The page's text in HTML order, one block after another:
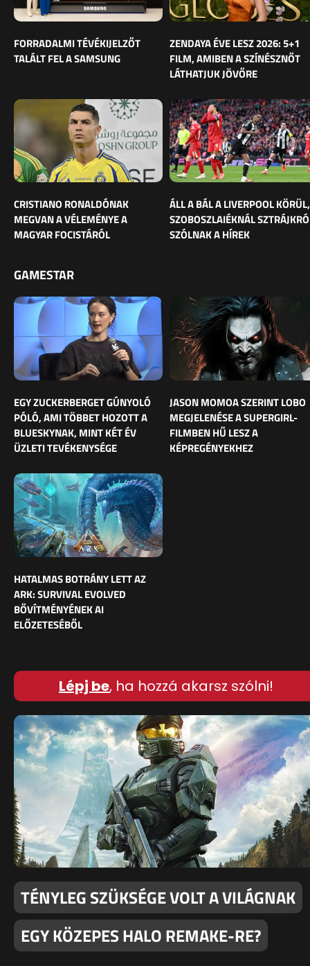
FORRADALMI TÉVÉKIJELZŐT
TALÁLT FEL A SAMSUNG
ZENDAYA ÉVE LESZ 2026: 5+1
FILM, AMIBEN A SZÍNÉSZNŐT
LÁTHATJUK JÖVŐRE
CRISTIANO RONALDÓNAK
MEGVAN A VÉLEMÉNYE A
MAGYAR FOCISTÁRÓL
ÁLL A BÁL A LIVERPOOL KÖRÜL,
SZOBOSZLAIÉKNÁL
SZÓLNAK A HÍREK
GAMESTAR
EGY ZUCKERBERGET GÚNYOLÓ
PÓLÓ, AMI TÖBBET HOZOTT A
BLUESKYNAK, MINT KÉT ÉV
ÜZLETI TEVÉKENYSÉGE
JASON MOMOA SZERINT LOBO
MEGJELENÉSE A SUPERGIRL-
FILMBEN HŰ LESZ A
KÉPREGÉNYEKHEZ
HATALMAS BOTRÁNY LETT AZ
ARK: SURVIVAL EVOLVED
BŐVÍTMÉNYÉNEK AI
ELŐZETESÉBŐL
Lépj be, ha hozzá akarsz szólni!
TÉNYLEG SZÜKSÉGE VOLT A VILÁGNAK
EGY KÖZEPES HALO REMAKE-RE?